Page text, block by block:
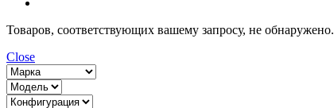
Товаров, соответствующих вашему запросу, не обнаружено.
Close